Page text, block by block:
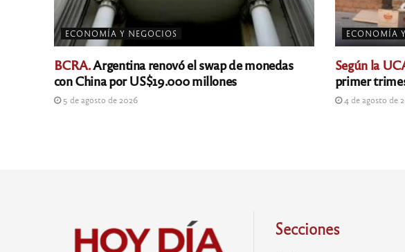
ECONOMÍA Y NEGOCIOS
BCRA.Argentina renovó el swap de monedas
con China por US$19.000 millones
5 de agosto de 2026
ECONOMÍA
Según la
primer
4 de agosto de
Secciones